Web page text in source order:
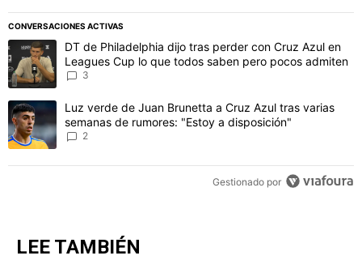
CONVERSACIONES ACTIVAS
Este listado muestra los artículos con más comentarios en los
Un artículo de tendencia con el título "DT de Philadelphia dijo
DT de Philadelphia dijo tras perder con Cruz Azul en
Leagues Cup lo que todos saben pero pocos admiten
3
Un artículo de tendencia con el título "Luz verde de Juan
Luz verde de Juan Brunetta a Cruz Azul tras varias
semanas de rumores: "Estoy a disposición"
2
Gestionado por
LEE TAMBIÉN